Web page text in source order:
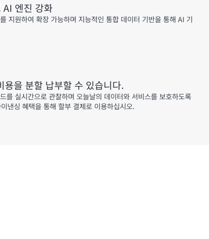
AI 엔진 강화
지원하여 확장 가능하며 지능적인 통합 데이터 기반을 통해 AI 기
을 분할 납부할 수 있습니다.
를 실시간으로 관찰하며 오늘날의 데이터와 서비스를 보호하도록
낸싱 혜택을 통해 할부 결제로 이용하십시오.